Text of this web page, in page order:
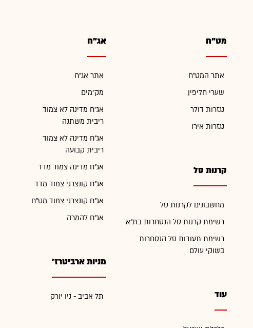
מט"ח
אתר המט"ח
שערי חליפין
נגזרות דולר
נגזרות אירו
קרנות סל
מחשבונים לקרנות סל
רשימת קרנות סל הנסחרות בת"א
רשימת תעודות סל הנסחרות
בשוקי עולם
עוד
אג"ח
אתר אג"ח
מק"מים
אג"ח מדינה לא צמוד
ריבית משתנה
אג"ח מדינה לא צמוד
ריבית קבועה
אג"ח מדינה צמוד מדד
אג"ח קונצרני צמוד מדד
אג"ח קונצרני צמוד מט"ח
אג"ח להמרה
מניות ארביטרז'
תל אביב - ניו יורק